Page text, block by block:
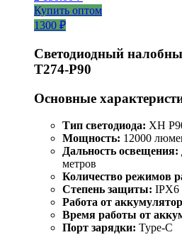
Купить оптом
1300 ₽
Светодиодный
T274-P90
Основные
Тип светодиода: XH
Мощность: 12000
Дальность освещения:
метров
Количество режимов
Степень защиты: IPX6
Работа от
Время работы от
Порт зарядки: Type-C